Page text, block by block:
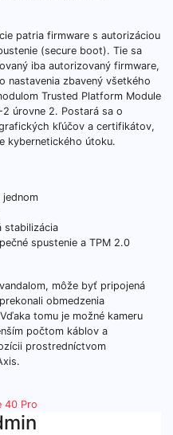
patria firmware s autorizáciou
(secure boot). Tie sa
iba autorizovaný firmware,
nastavenia zbavený všetkého
Trusted Platform Module
úrovne 2. Postará sa o
kľúčov a certifikátov,
kybernetického útoku.
jednom
stabilizácia
spustenie a TPM 2.0
môže byť pripojená
obmedzenia
tomu je možné kameru
počtom káblov a
prostredníctvom
40 Pro